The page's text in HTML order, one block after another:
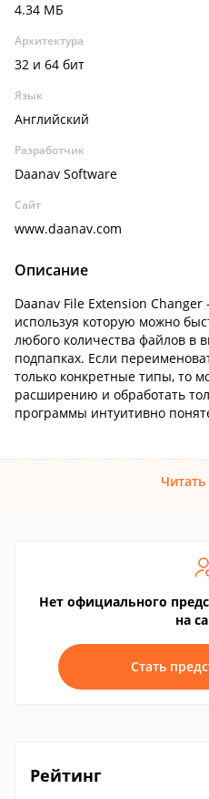
4.34 МБ
Архитектура
32 и 64 бит
Язык
Английский
Разработчик
Daanav Software
Сайт
www.daanav.com
Описание
Daanav File Extension Changer
используя которую можно
любого количества файлов в
подпапках. Если
только конкретные типы, то
расширению и обработать
программы интуитивно
Нет официального
на
Стать
Рейтинг